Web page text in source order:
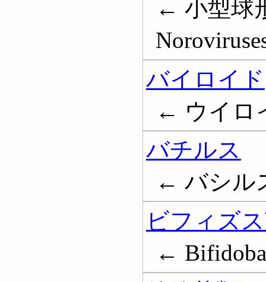
← 小型球
バイロイド
← ウイロ
バチルス
← バシル
ビフィズ
←